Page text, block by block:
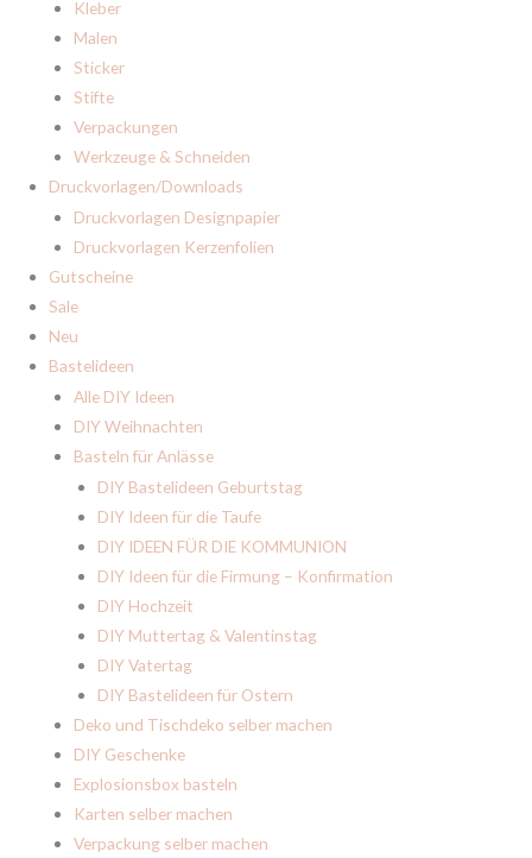
Kleber
Malen
Sticker
Stifte
Verpackungen
Werkzeuge & Schneiden
Druckvorlagen/Downloads
Druckvorlagen Designpapier
Druckvorlagen Kerzenfolien
Gutscheine
Sale
Neu
Bastelideen
Alle DIY Ideen
DIY Weihnachten
Basteln für Anlässe
DIY Bastelideen Geburtstag
DIY Ideen für die Taufe
DIY IDEEN FÜR DIE KOMMUNION
DIY Ideen für die Firmung – Konfirmation
DIY Hochzeit
DIY Muttertag & Valentinstag
DIY Vatertag
DIY Bastelideen für Ostern
Deko und Tischdeko selber machen
DIY Geschenke
Explosionsbox basteln
Karten selber machen
Verpackung selber machen